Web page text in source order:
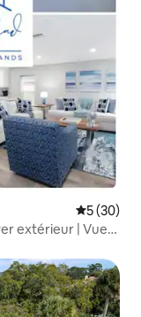
Note
5 (30)
extérieur | Vue
aimés